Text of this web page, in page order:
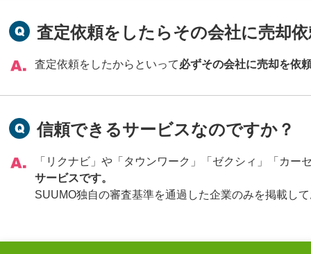
査定依頼をしたらその会社に売却
査定依頼をしたからといって必ずその会社に売却を依
信頼できるサービスなのですか？
「リクナビ」や「タウンワーク」「ゼクシィ」「カー
サービスです。
SUUMO独自の審査基準を通過した企業のみを掲載し